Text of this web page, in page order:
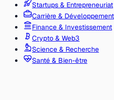
Startups & Entrepreneuriat
Carrière &
Finance & Investissement
Crypto & Web3
Science & Recherche
Santé & Bien-être